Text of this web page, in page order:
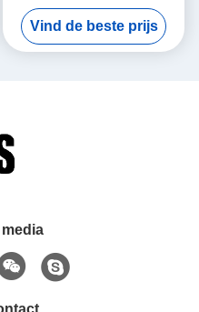
voedingsmiddelen Vlees
koeling IJspakket voor
medische en buitenkoeling
Vind de beste prijs